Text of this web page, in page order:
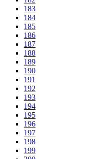
183
184
185
186
187
188
189
190
191
192
193
194
195
196
197
198
199